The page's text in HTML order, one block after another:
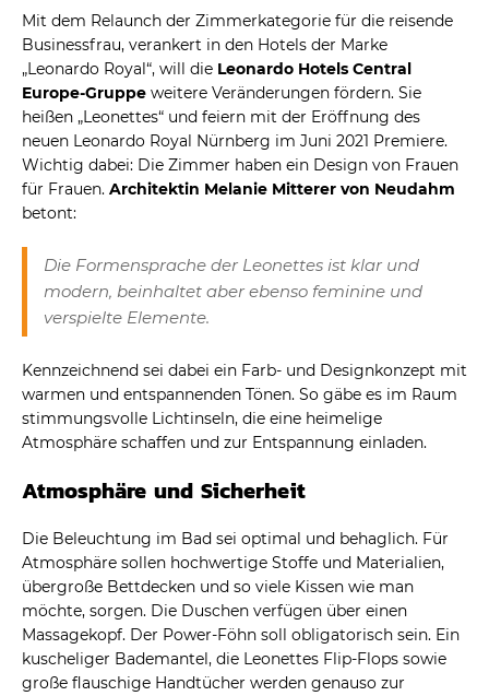
Mit dem Relaunch der Zimmerkategorie für die reisende
Businessfrau, verankert in den Hotels der Marke
„Leonardo Royal“, will die Leonardo Hotels Central
Europe-Gruppe weitere Veränderungen fördern. Sie
heißen „Leonettes“ und feiern mit der Eröffnung des
neuen Leonardo Royal Nürnberg im Juni 2021 Premiere.
Wichtig dabei: Die Zimmer haben ein Design von Frauen
für Frauen. Architektin Melanie Mitterer von Neudahm
betont:
Die Formensprache der Leonettes ist klar und
modern, beinhaltet aber ebenso feminine und
verspielte Elemente.
Kennzeichnend sei dabei ein Farb- und Designkonzept mit
warmen und entspannenden Tönen. So gäbe es im Raum
stimmungsvolle Lichtinseln, die eine heimelige
Atmosphäre schaffen und zur Entspannung einladen.
Atmosphäre und Sicherheit
Die Beleuchtung im Bad sei optimal und behaglich. Für
Atmosphäre sollen hochwertige Stoffe und Materialien,
übergroße Bettdecken und so viele Kissen wie man
möchte, sorgen. Die Duschen verfügen über einen
Massagekopf. Der Power-Föhn soll obligatorisch sein. Ein
kuscheliger Bademantel, die Leonettes Flip-Flops sowie
große flauschige Handtücher werden genauso zur